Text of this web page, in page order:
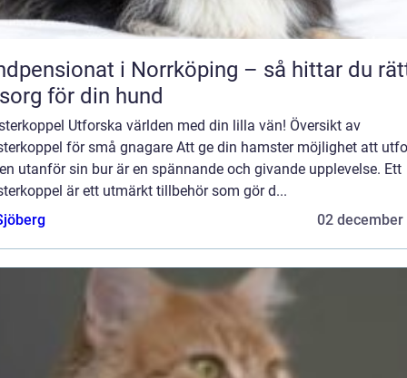
i Norrköping – så hittar du
för din hund
Utforska världen med din lilla vän! Översikt av
för små gnagare Att ge din hamster möjlighet att
utanför sin bur är en spännande och givande upplevelse. Ett
är ett utmärkt tillbehör som gör d...
02 december